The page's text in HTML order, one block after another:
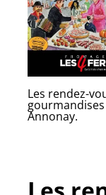
Les rendez-
gourmandises
Annonay.